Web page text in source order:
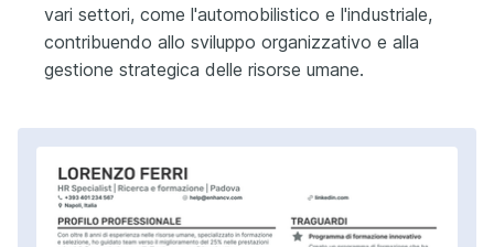
vari settori, come l'automobilistico e l'industriale,
contribuendo allo sviluppo organizzativo e alla
gestione strategica delle risorse umane.